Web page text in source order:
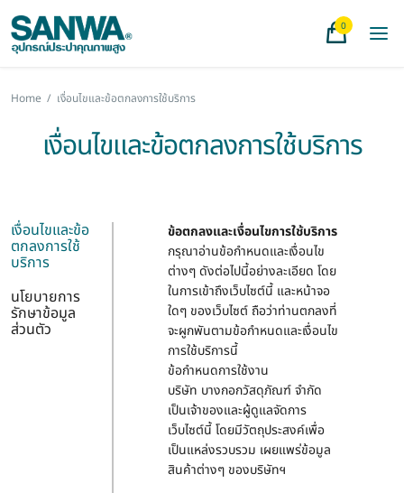
0
Home / เงื่อนไขและข้อตกลงการใช้บริการ
เงื่อนไขและข้อตกลงการใช้บริการ
เงื่อนไขและข้อ
ตกลงการใช้
บริการ
นโยบายการ
รักษาข้อมูล
ส่วนตัว
ข้อตกลงและเงื่อนไขการใช้บริการ
กรุณาอ่านข้อกำหนดและเงื่อนไข
ต่างๆ ดังต่อไปนี้อย่างละเอียด โดย
ในการเข้าถึงเว็บไซต์นี้ และหน้าจอ
ใดๆ ของเว็บไซต์ ถือว่าท่านตกลงที่
จะผูกพันตามข้อกำหนดและเงื่อนไข
การใช้บริการนี้
ข้อกำหนดการใช้งาน
บริษัท บางกอกวัสดุภัณฑ์ จำกัด
เป็นเจ้าของและผู้ดูแลจัดการ
เว็บไซต์นี้ โดยมีวัตถุประสงค์เพื่อ
เป็นแหล่งรวบรวม เผยแพร่ข้อมูล
สินค้าต่างๆ ของบริษัทฯ